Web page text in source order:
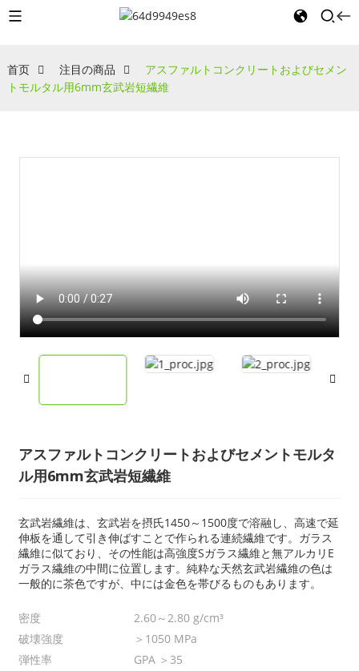
首页 注目の商品
アスファルトコンクリートおよびセメン
トモルタル用6mm玄武岩短繊維
アスファルトコンクリートおよびセメントモルタ
ル用6mm玄武岩短繊維
玄武岩繊維は、玄武岩を摂氏1450～1500度で溶融し、高速で延
伸板を通して引き伸ばすことで作られる連続繊維です。ガラス
繊維に似ており、その性能は高強度Sガラス繊維と無アルカリE
ガラス繊維の中間に位置します。純粋な天然玄武岩繊維の色は
一般的に茶色ですが、中には金色を帯びるものもあります。
密度
2.60～2.80 g/cm³
破壊強度
＞1050 MPa
弾性率
GPA ＞35